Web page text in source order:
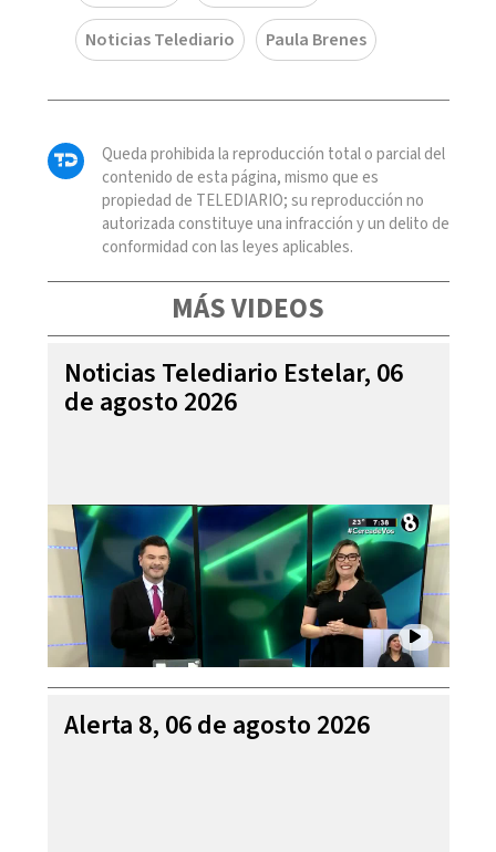
Noticias Telediario Paula Brenes
Queda prohibida la reproducción total o parcial del
contenido de esta página, mismo que es
propiedad de TELEDIARIO; su reproducción no
autorizada constituye una infracción y un delito de
conformidad con las leyes aplicables.
MÁS VIDEOS
Noticias Telediario Estelar, 06
de agosto 2026
Alerta 8, 06 de agosto 2026